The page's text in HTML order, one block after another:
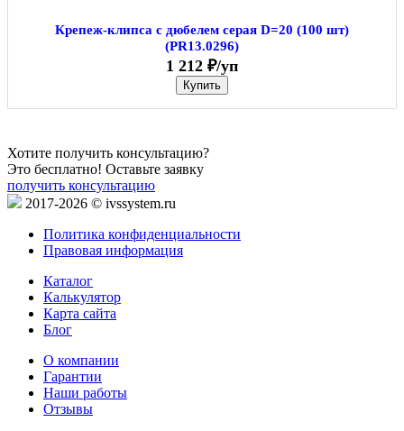
Крепеж-клипса с дюбелем серая D=20 (100 шт)
(PR13.0296)
1 212 ₽/уп
Купить
Хотите получить консультацию?
Это бесплатно! Оставьте заявку
получить консультацию
2017-2026 © ivssystem.ru
Политика конфиденциальности
Правовая информация
Каталог
Калькулятор
Карта сайта
Блог
О компании
Гарантии
Наши работы
Отзывы